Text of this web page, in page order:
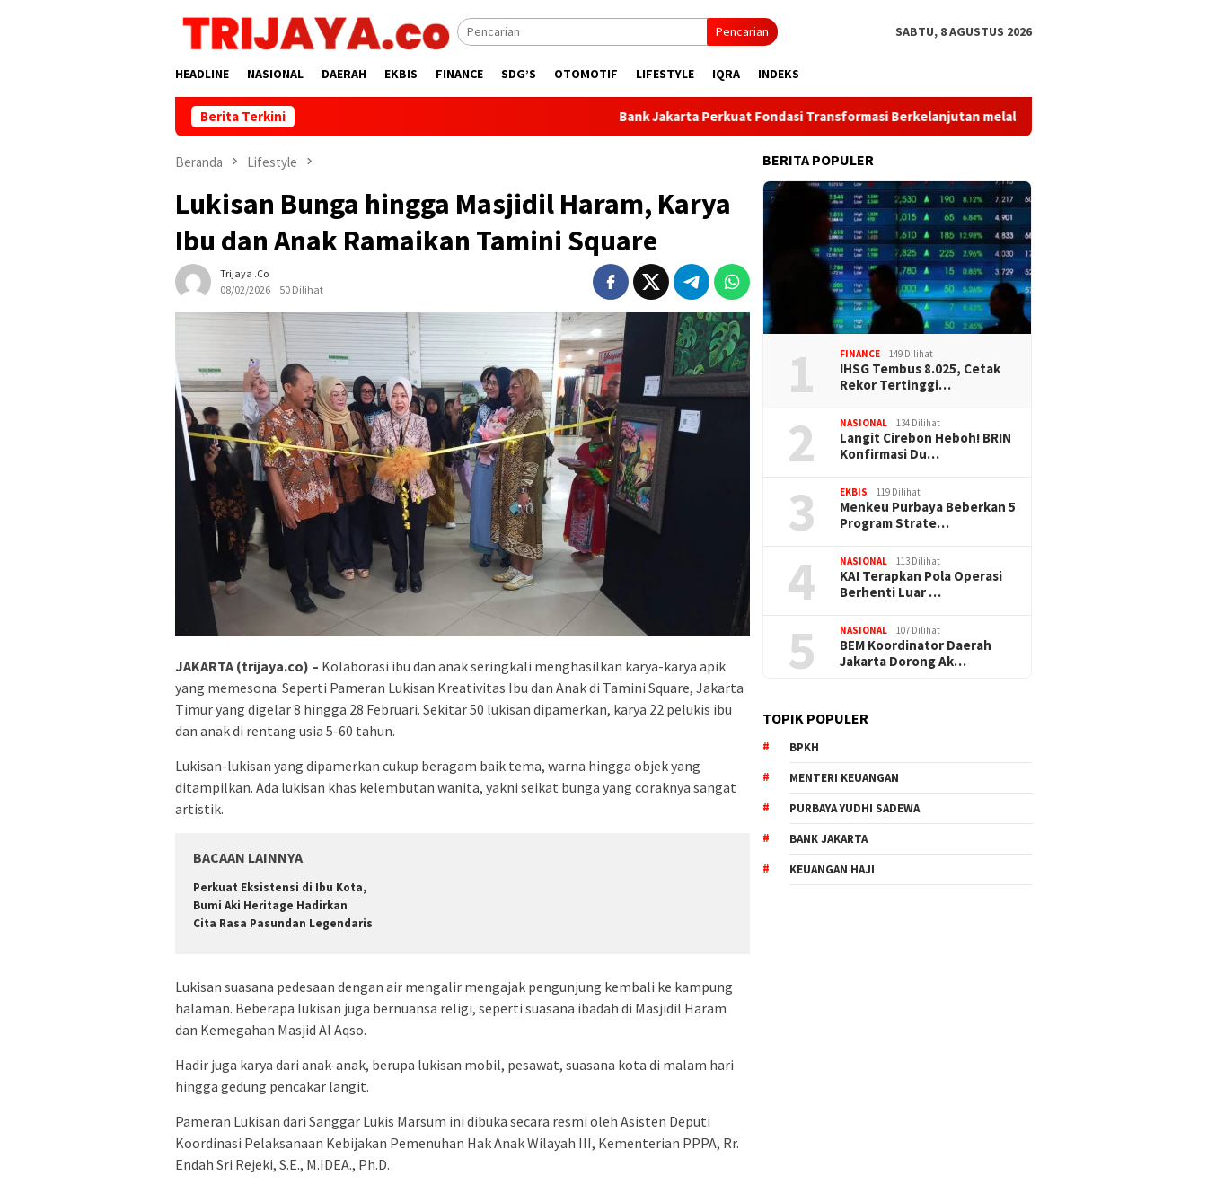
Pencarian SABTU, 8 AGUSTUS 2026
HEADLINE NASIONAL DAERAH EKBIS FINANCE SDG’S OTOMOTIF LIFESTYLE IQRA INDEKS
Berita Terkini Bank Jakarta Perkuat Fondasi Transformasi Berkelanjutan melalui Investasi Talenta Teknologi
Beranda Lifestyle
Lukisan Bunga hingga Masjidil Haram, Karya
Ibu dan Anak Ramaikan Tamini Square
Trijaya .co
08/02/2026
50 Dilihat
JAKARTA (trijaya.co) – Kolaborasi ibu dan anak seringkali menghasilkan karya-karya apik
yang memesona. Seperti Pameran Lukisan Kreativitas Ibu dan Anak di Tamini Square, Jakarta
Timur yang digelar 8 hingga 28 Februari. Sekitar 50 lukisan dipamerkan, karya 22 pelukis ibu
dan anak di rentang usia 5-60 tahun.
Lukisan-lukisan yang dipamerkan cukup beragam baik tema, warna hingga objek yang
ditampilkan. Ada lukisan khas kelembutan wanita, yakni seikat bunga yang coraknya sangat
artistik.
BACAAN LAINNYA
​Perkuat Eksistensi di Ibu Kota,
Bumi Aki Heritage Hadirkan
Cita Rasa Pasundan Legendaris
Lukisan suasana pedesaan dengan air mengalir mengajak pengunjung kembali ke kampung
halaman. Beberapa lukisan juga bernuansa religi, seperti suasana ibadah di Masjidil Haram
dan Kemegahan Masjid Al Aqso.
Hadir juga karya dari anak-anak, berupa lukisan mobil, pesawat, suasana kota di malam hari
hingga gedung pencakar langit.
Pameran Lukisan dari Sanggar Lukis Marsum ini dibuka secara resmi oleh Asisten Deputi
Koordinasi Pelaksanaan Kebijakan Pemenuhan Hak Anak Wilayah III, Kementerian PPPA, Rr.
Endah Sri Rejeki, S.E., M.IDEA., Ph.D.
BERITA POPULER
1 FINANCE 149 Dilihat
IHSG Tembus 8.025, Cetak
Rekor Tertinggi…
2 NASIONAL 134 Dilihat
Langit Cirebon Heboh! BRIN
Konfirmasi Du…
3 EKBIS 119 Dilihat
Menkeu Purbaya Beberkan 5
Program Strate…
4 NASIONAL 113 Dilihat
KAI Terapkan Pola Operasi
Berhenti Luar …
5 NASIONAL 107 Dilihat
BEM Koordinator Daerah
Jakarta Dorong Ak…
TOPIK POPULER
BPKH
MENTERI KEUANGAN
PURBAYA YUDHI SADEWA
BANK JAKARTA
KEUANGAN HAJI